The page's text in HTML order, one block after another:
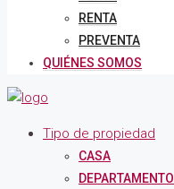
RENTA
PREVENTA
QUIÉNES SOMOS
Tipo de propiedad
CASA
DEPARTAMENTO